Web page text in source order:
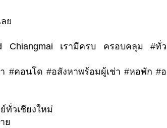
ย
Chiangmai เรามีครบ ครอบคลุม #ทั่ว
#คอนโด #อสังหาพร้อมผู้เช่า #หอพัก #อ
ทั่วเชียงใหม่
ย